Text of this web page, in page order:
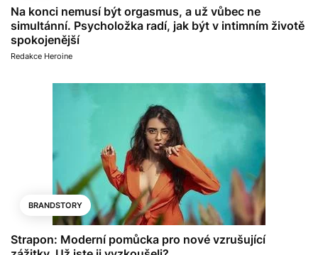
Na konci nemusí být orgasmus, a už vůbec ne
simultánní. Psycholožka radí, jak být v intimním životě
spokojenější
Redakce Heroine
BRANDSTORY
Strapon: Moderní pomůcka pro nové vzrušující